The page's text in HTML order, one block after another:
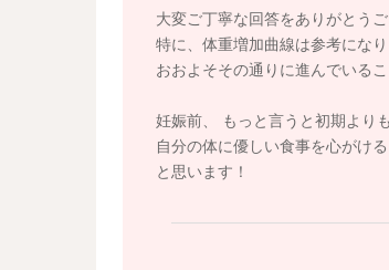
お食事は基本的に1日3食、主食
塩を意識したり、便秘気味のと
【妊産婦にための食事バランス
https://www.mhlw.go.jp/content/
大変ご丁寧な回答をありがとうご
特に、体重増加曲線は参考になり
おおよそその通りに進んでいる
妊娠前、 もっと言うと初期より
自分の体に優しい食事を心がけ
と思います！